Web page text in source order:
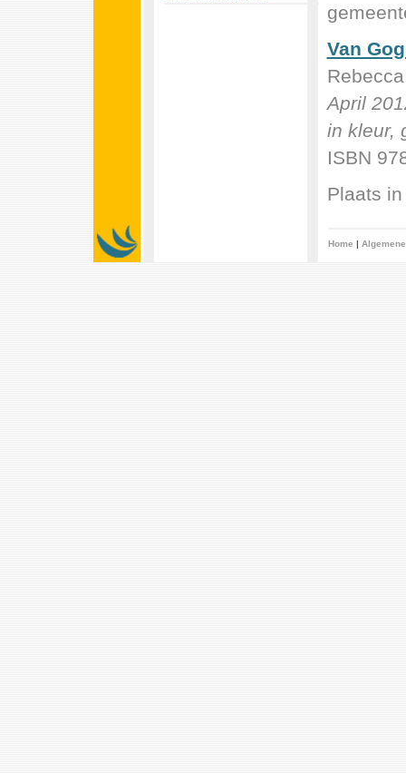
Van
April
in kleur,
ISBN
Plaats
Home |